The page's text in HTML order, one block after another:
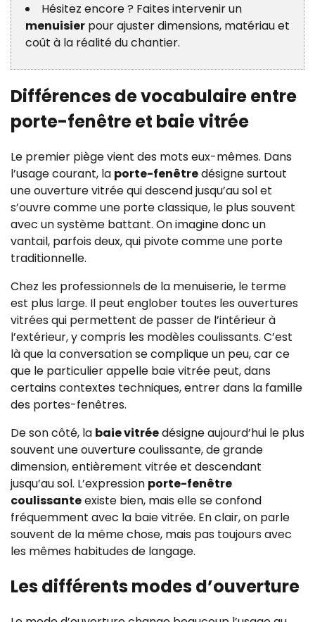
Hésitez encore ? Faites intervenir un
menuisier pour ajuster dimensions, matériau et
coût à la réalité du chantier.
Différences de vocabulaire entre
porte-fenêtre et baie vitrée
Le premier piège vient des mots eux-mêmes. Dans
l’usage courant, la porte-fenêtredésigne surtout
une ouverture vitrée qui descend jusqu’au sol et
s’ouvre comme une porte classique, le plus souvent
avec un système battant. On imagine donc un
vantail, parfois deux, qui pivote comme une porte
traditionnelle.
Chez les professionnels de la menuiserie, le terme
est plus large. Il peut englober toutes les ouvertures
vitrées qui permettent de passer de l’intérieur à
l’extérieur, y compris les modèles coulissants. C’est
là que la conversation se complique un peu, car ce
que le particulier appelle baie vitrée peut, dans
certains contextes techniques, entrer dans la famille
des portes-fenêtres.
De son côté, la baie vitréedésigne aujourd’hui le plus
souvent une ouverture coulissante, de grande
dimension, entièrement vitrée et descendant
jusqu’au sol. L’expression porte-fenêtre
coulissanteexiste bien, mais elle se confond
fréquemment avec la baie vitrée. En clair, on parle
souvent de la même chose, mais pas toujours avec
les mêmes habitudes de langage.
Les différents modes d’ouverture